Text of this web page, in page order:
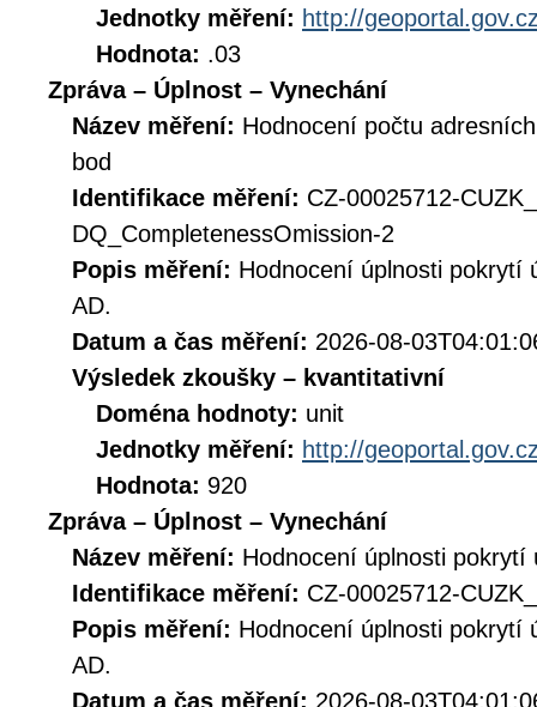
Jednotky měření: http://
Hodnota: .03
Zpráva – Úplnost – Vynechání
Název měření: Hodnocení počtu
bod
Identifikace měření: CZ-00025712-
DQ_CompletenessOmission-2
Popis měření: Hodnocení úplnosti pokrytí
AD.
Datum a čas měření: 2026-08-
Výsledek zkoušky – kvantitativní
Doména hodnoty: unit
Jednotky měření: http://
Hodnota: 920
Zpráva – Úplnost – Vynechání
Název měření: Hodnocení úplnosti
Identifikace měření: CZ-00025712-
Popis měření: Hodnocení úplnosti pokrytí
AD.
Datum a čas měření: 2026-08-